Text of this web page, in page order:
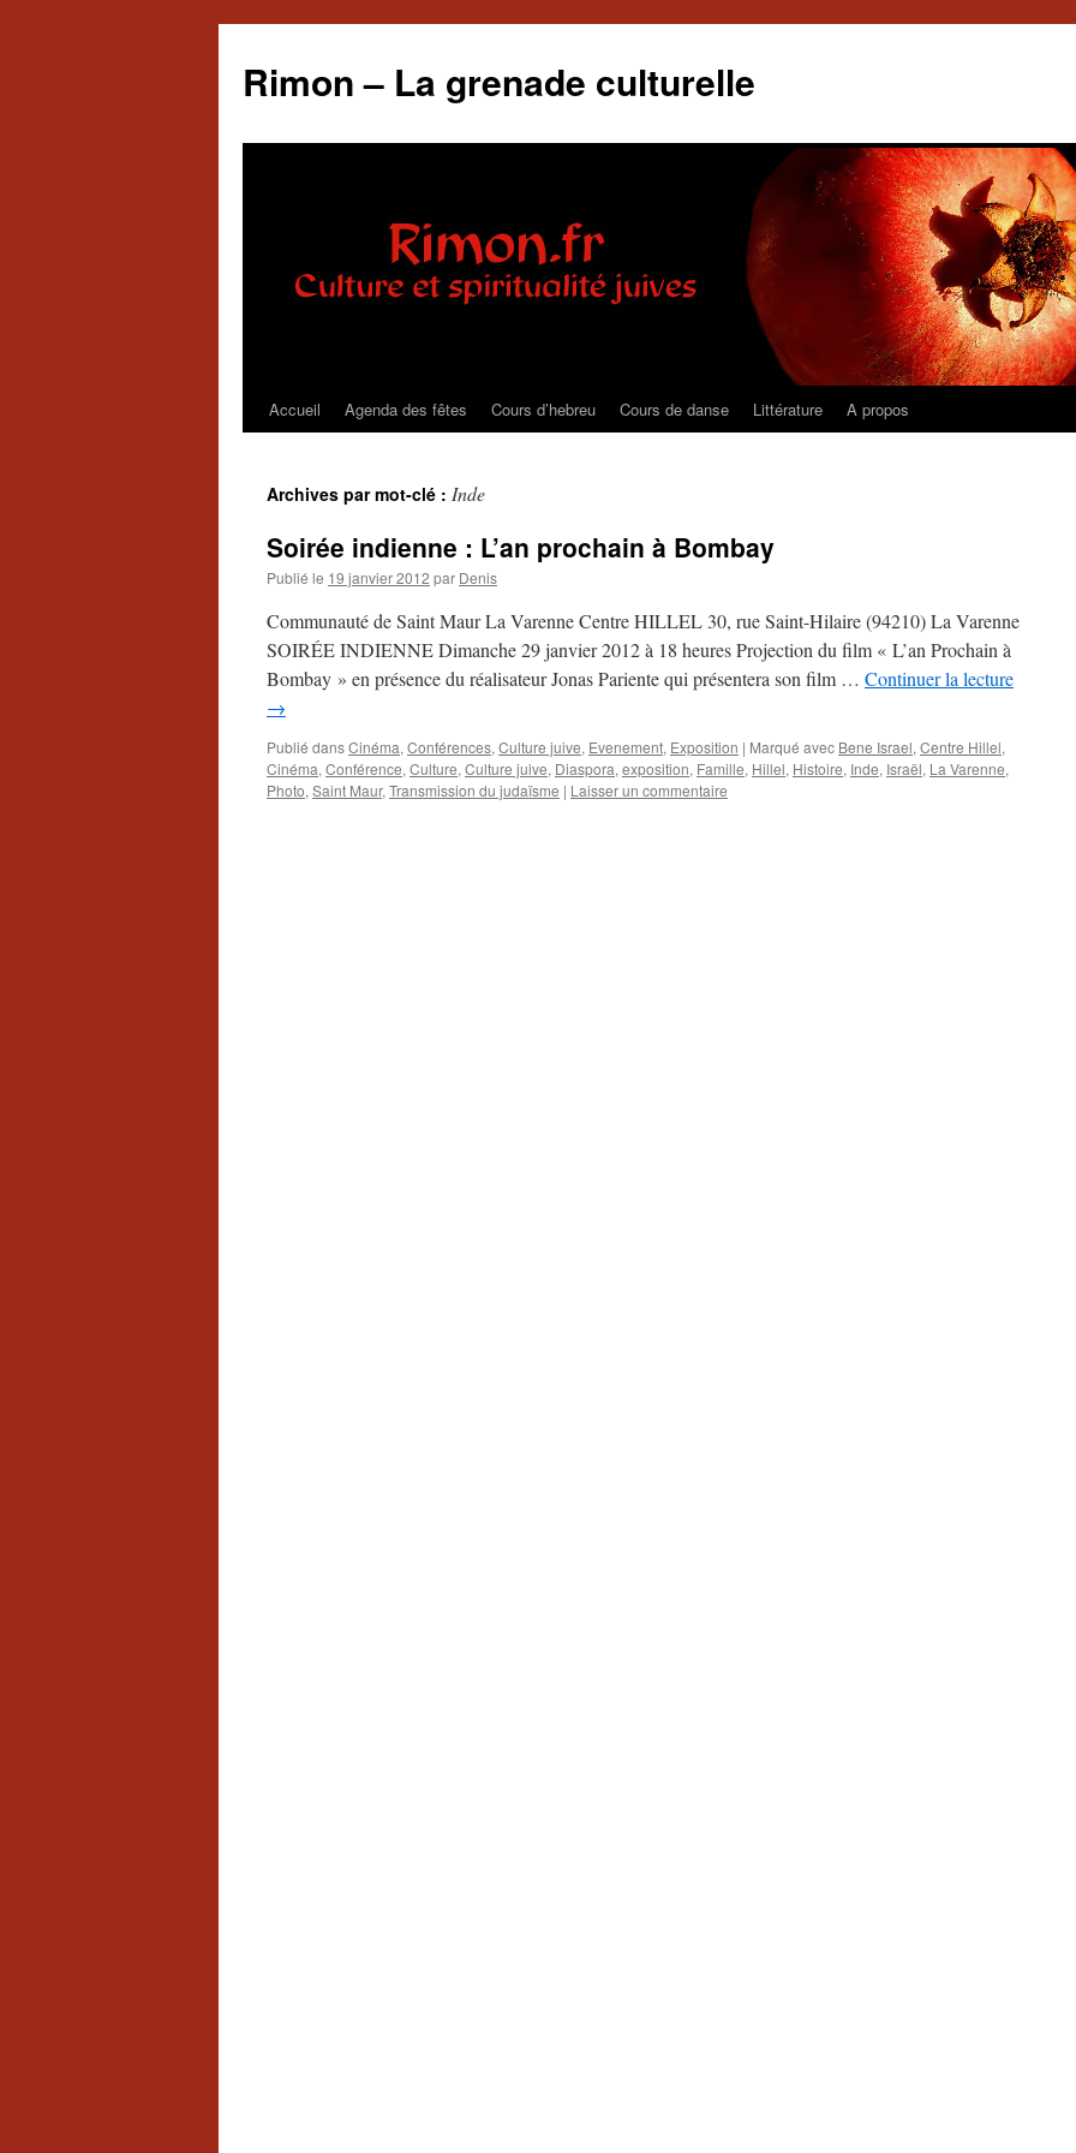
Rimon – La grenade culturelle
Aller
contenu
Accueil Agenda des fêtes Cours d’hebreu Cours de danse Littérature A propos
Archives par mot-clé : Inde
Soirée indienne : L’an prochain à Bombay
Publié le 19 janvier 2012 par Denis
Communauté de Saint Maur La Varenne Centre HILLEL 30, rue Saint-Hilaire (94210) La Varenne
SOIRÉE INDIENNE Dimanche 29 janvier 2012 à 18 heures Projection du film « L’an Prochain à
Bombay » en présence du réalisateur Jonas Pariente qui présentera son film … Continuer la lecture
→
Publié dansCinéma, Conférences, Culture juive, Evenement, Exposition | Marqué avec Bene Israel, Centre Hillel,
Cinéma, Conférence, Culture, Culture juive, Diaspora, exposition, Famille, Hillel, Histoire, Inde, Israël, La Varenne,
Photo, Saint Maur, Transmission du judaïsme | Laisser un commentaire